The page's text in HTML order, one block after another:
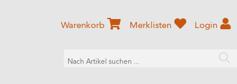
Warenkorb Merklisten Login